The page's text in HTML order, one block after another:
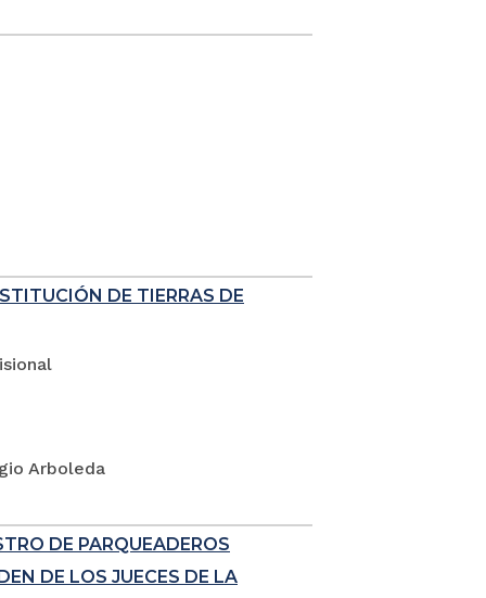
DE TIERRAS DE
Arboleda
DE PARQUEADEROS
DE LOS JUECES DE LA